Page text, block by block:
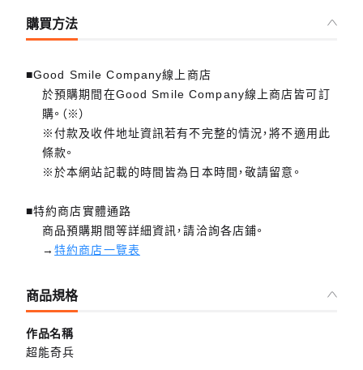
購買方法
■Good Smile Company線上商店
於預購期間在Good Smile Company線上商店皆可訂
購。（※）
※付款及收件地址資訊若有不完整的情況，將不適用此
條款。
※於本網站記載的時間皆為日本時間，敬請留意。
■特約商店實體通路
商品預購期間等詳細資訊，請洽詢各店鋪。
→特約商店一覽表
商品規格
作品名稱
超能奇兵